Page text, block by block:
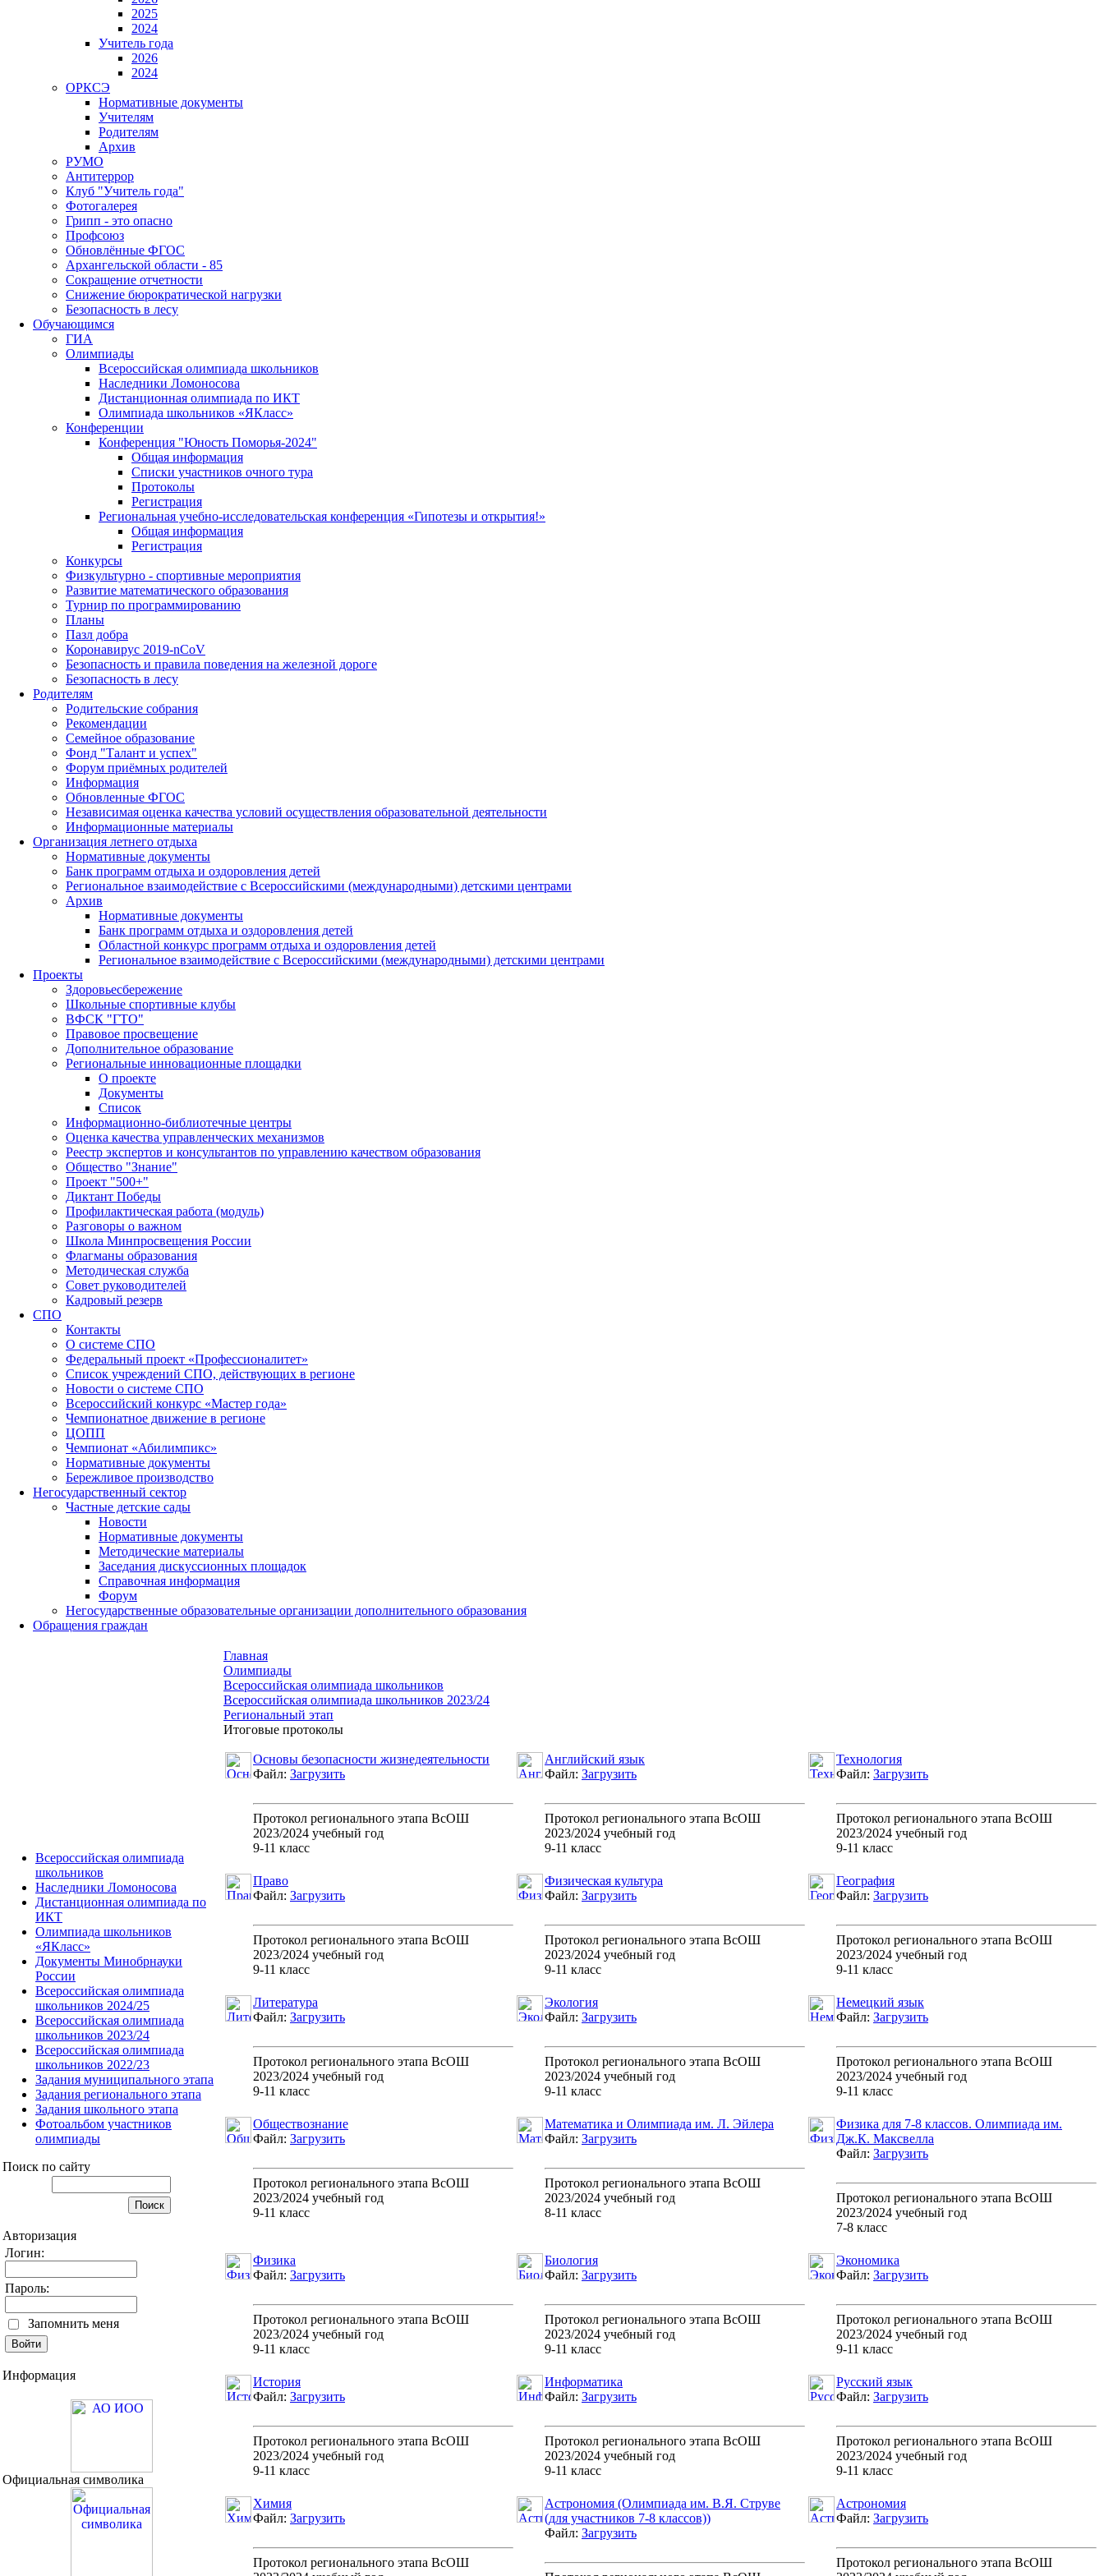
2025
2024
Учитель года
2026
2024
ОРКСЭ
Нормативные документы
Учителям
Родителям
Архив
РУМО
Антитеррор
Клуб "Учитель года"
Фотогалерея
Грипп - это опасно
Профсоюз
Обновлённые ФГОС
Архангельской области - 85
Сокращение отчетности
Снижение бюрократической нагрузки
Безопасность в лесу
Обучающимся
ГИА
Олимпиады
Всероссийская олимпиада школьников
Наследники Ломоносова
Дистанционная олимпиада по ИКТ
Олимпиада школьников «ЯКласс»
Конференции
Конференция "Юность Поморья-2024"
Общая информация
Списки участников очного тура
Протоколы
Регистрация
Региональная учебно-исследовательская конференция «Гипотезы и открытия!»
Общая информация
Регистрация
Конкурсы
Физкультурно - спортивные мероприятия
Развитие математического образования
Турнир по программированию
Планы
Пазл добра
Коронавирус 2019-nCoV
Безопасность и правила поведения на железной дороге
Безопасность в лесу
Родителям
Родительские собрания
Рекомендации
Семейное образование
Фонд "Талант и успех"
Форум приёмных родителей
Информация
Обновленные ФГОС
Независимая оценка качества условий осуществления образовательной деятельности
Информационные материалы
Организация летнего отдыха
Нормативные документы
Банк программ отдыха и оздоровления детей
Региональное взаимодействие с Всероссийскими (международными) детскими центрами
Архив
Нормативные документы
Банк программ отдыха и оздоровления детей
Областной конкурс программ отдыха и оздоровления детей
Региональное взаимодействие с Всероссийскими (международными) детскими центрами
Проекты
Здоровьесбережение
Школьные спортивные клубы
ВФСК "ГТО"
Правовое просвещение
Дополнительное образование
Региональные инновационные площадки
О проекте
Документы
Список
Информационно-библиотечные центры
Оценка качества управленческих механизмов
Реестр экспертов и консультантов по управлению качеством образования
Общество "Знание"
Проект "500+"
Диктант Победы
Профилактическая работа (модуль)
Разговоры о важном
Школа Минпросвещения России
Флагманы образования
Методическая служба
Совет руководителей
Кадровый резерв
СПО
Контакты
О системе СПО
Федеральный проект «Профессионалитет»
Список учреждений СПО, действующих в регионе
Новости о системе СПО
Всероссийский конкурс «Мастер года»
Чемпионатное движение в регионе
ЦОПП
Чемпионат «Абилимпикс»
Нормативные документы
Бережливое производство
Негосударственный сектор
Частные детские сады
Новости
Нормативные документы
Методические материалы
Заседания дискуссионных площадок
Справочная информация
Форум
Негосударственные образовательные организации дополнительного образования
Обращения граждан
Всероссийская олимпиада
школьников
Наследники Ломоносова
Дистанционная олимпиада по
ИКТ
Олимпиада школьников
«ЯКласс»
Документы Минобрнауки
России
Всероссийская олимпиада
школьников 2024/25
Всероссийская олимпиада
школьников 2023/24
Всероссийская олимпиада
школьников 2022/23
Задания муниципального этапа
Задания регионального этапа
Задания школьного этапа
Фотоальбом участников
олимпиады
Поиск по сайту
Авторизация
Логин:
Пароль:
Запомнить меня
Информация
Официальная символика
Главная
Олимпиады
Всероссийская олимпиада школьников
Всероссийская олимпиада школьников 2023/24
Региональный этап
Итоговые протоколы
Основы безопасности жизнедеятельности
Файл: Загрузить
Протокол регионального этапа ВсОШ
2023/2024 учебный год
9-11 класс
Английский язык
Файл: Загрузить
Протокол регионального этапа ВсОШ
2023/2024 учебный год
9-11 класс
Технология
Файл: Загрузить
Протокол регионального этапа ВсОШ
2023/2024 учебный год
9-11 класс
Право
Файл: Загрузить
Протокол регионального этапа ВсОШ
2023/2024 учебный год
9-11 класс
Физическая культура
Файл: Загрузить
Протокол регионального этапа ВсОШ
2023/2024 учебный год
9-11 класс
География
Файл: Загрузить
Протокол регионального этапа ВсОШ
2023/2024 учебный год
9-11 класс
Литература
Файл: Загрузить
Протокол регионального этапа ВсОШ
2023/2024 учебный год
9-11 класс
Экология
Файл: Загрузить
Протокол регионального этапа ВсОШ
2023/2024 учебный год
9-11 класс
Немецкий язык
Файл: Загрузить
Протокол регионального этапа ВсОШ
2023/2024 учебный год
9-11 класс
Обществознание
Файл: Загрузить
Протокол регионального этапа ВсОШ
2023/2024 учебный год
9-11 класс
Математика и Олимпиада им. Л. Эйлера
Файл: Загрузить
Протокол регионального этапа ВсОШ
2023/2024 учебный год
8-11 класс
Физика для 7-8 классов. Олимпиада им.
Дж.К. Максвелла
Файл: Загрузить
Протокол регионального этапа ВсОШ
2023/2024 учебный год
7-8 класс
Физика
Файл: Загрузить
Протокол регионального этапа ВсОШ
2023/2024 учебный год
9-11 класс
Биология
Файл: Загрузить
Протокол регионального этапа ВсОШ
2023/2024 учебный год
9-11 класс
Экономика
Файл: Загрузить
Протокол регионального этапа ВсОШ
2023/2024 учебный год
9-11 класс
История
Файл: Загрузить
Протокол регионального этапа ВсОШ
2023/2024 учебный год
9-11 класс
Информатика
Файл: Загрузить
Протокол регионального этапа ВсОШ
2023/2024 учебный год
9-11 класс
Русский язык
Файл: Загрузить
Протокол регионального этапа ВсОШ
2023/2024 учебный год
9-11 класс
Химия
Файл: Загрузить
Протокол регионального этапа ВсОШ
Астрономия (Олимпиада им. В.Я. Струве
(для участников 7-8 классов))
Файл: Загрузить
Астрономия
Файл: Загрузить
Протокол регионального этапа ВсОШ